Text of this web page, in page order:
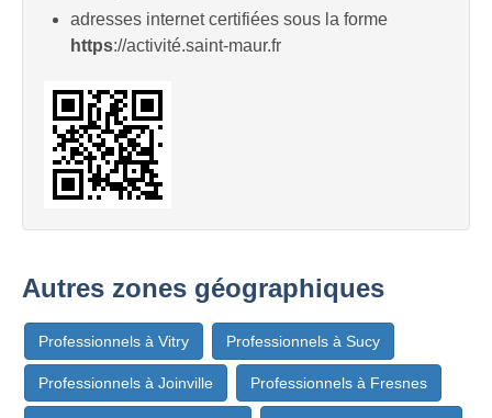
adresses internet certifiées sous la forme
https://activité.saint-maur.fr
Autres zones géographiques
Professionnels à Vitry Professionnels à Sucy
Professionnels à Joinville Professionnels à Fresnes